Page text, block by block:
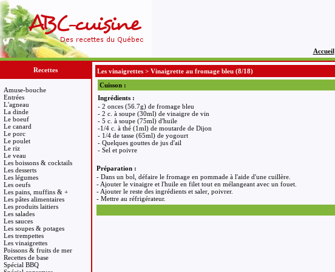
Accueil
Recettes
Amuse-bouche
Entrées
L'agneau
La dinde
Le boeuf
Le canard
Le porc
Le poulet
Le riz
Le veau
Les boissons & cocktails
Les desserts
Les légumes
Les oeufs
Les pains, muffins & +
Les pâtes alimentaires
Les produits laitiers
Les salades
Les sauces
Les soupes & potages
Les trempettes
Les vinaigrettes
Poissons & fruits de mer
Recettes de base
Spécial BBQ
Les vinaigrettes > Vinaigrette au fromage bleu (8/18)
Cuisson :
Ingrédients :
- 2 onces (56.7g) de fromage bleu
- 2 c. à soupe (30ml) de vinaigre de vin
- 5 c. à soupe (75ml) d'huile
-1/4 c. à thé (1ml) de moutarde de Dijon
- 1/4 de tasse (65ml) de yogourt
- Quelques gouttes de jus d'ail
- Sel et poivre
Préparation :
- Dans un bol, défaire le fromage en pommade à l'aide d'une cuillère.
- Ajouter le vinaigre et l'huile en filet tout en mélangeant avec un fouet.
- Ajouter le reste des ingrédients et saler, poivrer.
- Mettre au réfrigérateur.